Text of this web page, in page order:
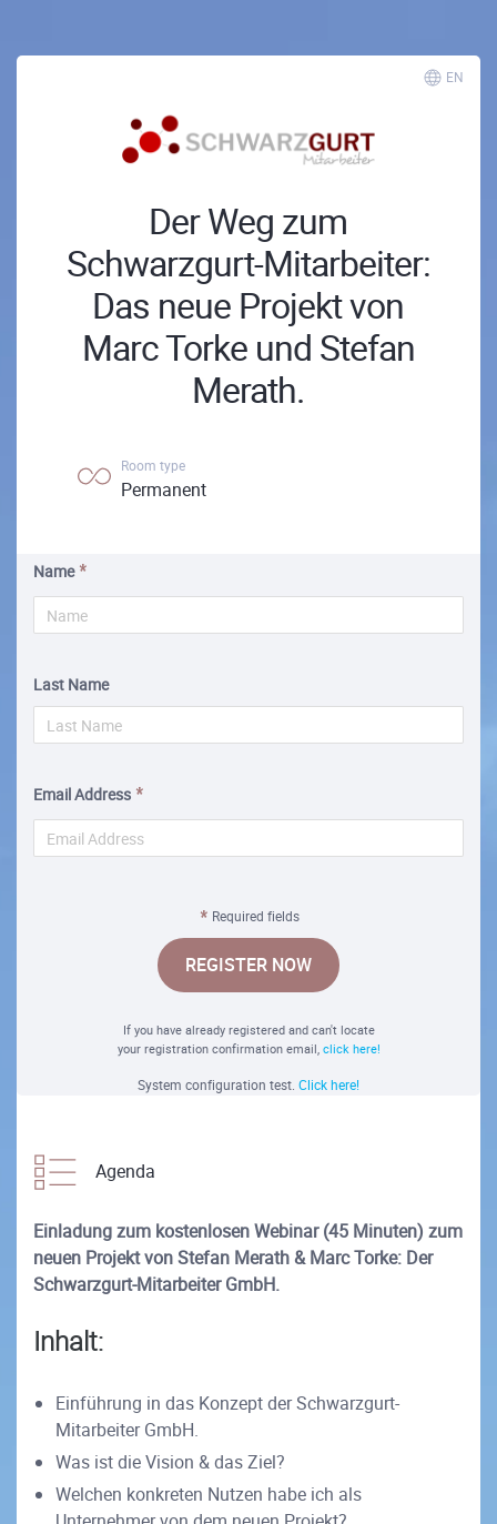
EN
Der Weg zum
Schwarzgurt-Mitarbeiter:
Das neue Projekt von
Marc Torke und Stefan
Merath.
Room type
Permanent
Name
Last Name
Email Address
Required fields
REGISTER NOW
If you have already registered and can't locate
your registration confirmation email, click here!
System configuration test. Click here!
Agenda
Einladung zum kostenlosen Webinar (45 Minuten) zum
neuen Projekt von Stefan Merath & Marc Torke: Der
Schwarzgurt-Mitarbeiter GmbH.
Inhalt:
Einführung in das Konzept der Schwarzgurt-
Mitarbeiter GmbH.
Was ist die Vision & das Ziel?
Welchen konkreten Nutzen habe ich als